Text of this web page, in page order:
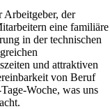
der
eine familiäre
in der technischen
und attraktiven
von Beruf
Woche, was uns